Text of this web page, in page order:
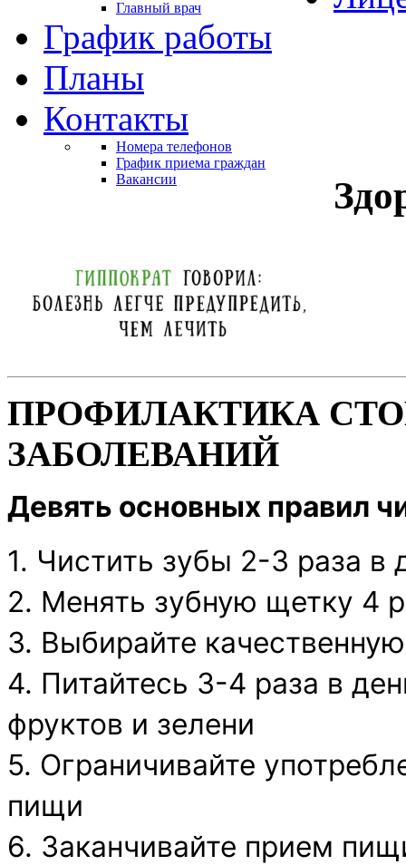
Главный врач
График работы
Планы
Контакты
Номера телефонов
График приема граждан
Вакансии
ПРОФИЛАКТИКА
ЗАБОЛЕВАНИЙ
Девять основных правил
1. Чистить зубы 2-3 раза в
2. Менять зубную щетку 4
3. Выбирайте
4. Питайтесь 3-4 раза в
фруктов и зелени
5. Ограничивайте
пищи
6. Заканчивайте прием